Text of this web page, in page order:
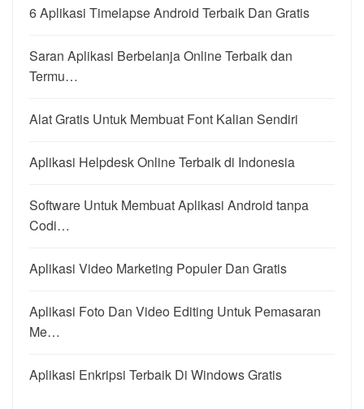
6 Aplikasi Timelapse Android Terbaik Dan Gratis
Saran Aplikasi Berbelanja Online Terbaik dan
Termu…
Alat Gratis Untuk Membuat Font Kalian Sendiri
Aplikasi Helpdesk Online Terbaik di Indonesia
Software Untuk Membuat Aplikasi Android tanpa
Codi…
Aplikasi Video Marketing Populer Dan Gratis
Aplikasi Foto Dan Video Editing Untuk Pemasaran
Me…
Aplikasi Enkripsi Terbaik Di Windows Gratis